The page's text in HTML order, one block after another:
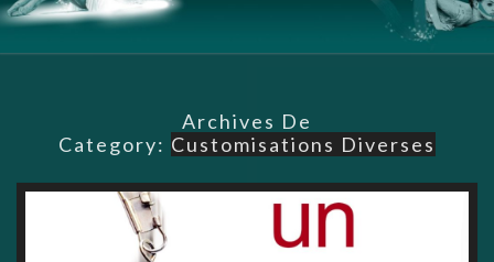
Archives De
Category: Customisations Diverses